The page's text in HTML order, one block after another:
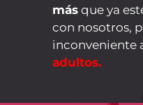
más que ya
con nosotros,
inconveniente
adultos.